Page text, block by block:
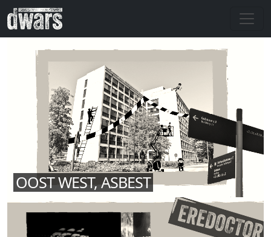
Overslaan en naar de inhoud gaan
OOST WEST, ASBEST